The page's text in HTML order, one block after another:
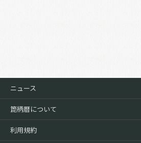
ニュース
箆柄暦について
利用規約